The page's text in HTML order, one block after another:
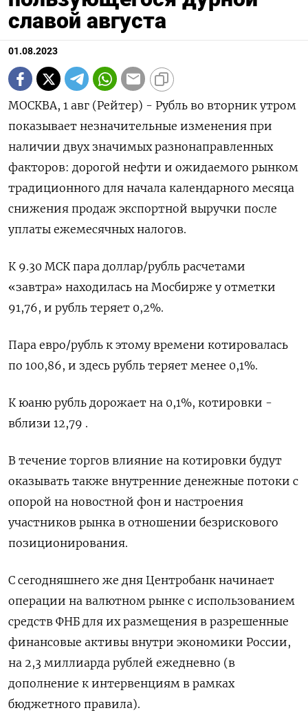
славой августа
01.08.2023
МОСКВА, 1 авг (Рейтер) - Рубль во вторник утром
показывает незначительные изменения при
наличии двух значимых разнонаправленных
факторов: дорогой нефти и ожидаемого рынком
традиционного для начала календарного месяца
снижения продаж экспортной выручки после
уплаты ежемесячных налогов.
К 9.30 МСК пара доллар/рубль расчетами
«завтра» находилась на Мосбирже у отметки
91,76, и рубль теряет 0,2%.
Пара евро/рубль к этому времени котировалась
по 100,86, и здесь рубль теряет менее 0,1%.
К юаню рубль дорожает на 0,1%, котировки -
вблизи 12,79 .
В течение торгов влияние на котировки будут
оказывать также внутренние денежные потоки с
опорой на новостной фон и настроения
участников рынка в отношении безрискового
позиционирования.
С сегодняшнего же дня Центробанк начинает
операции на валютном рынке с использованием
средств ФНБ для их размещения в разрешенные
финансовые активы внутри экономики России,
на 2,3 миллиарда рублей ежедневно (в
дополнение к интервенциям в рамках
бюджетного правила).